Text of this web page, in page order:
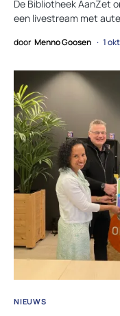
De Bibliotheek AanZet
een livestream met
door Menno Goosen 1
NIEUWS